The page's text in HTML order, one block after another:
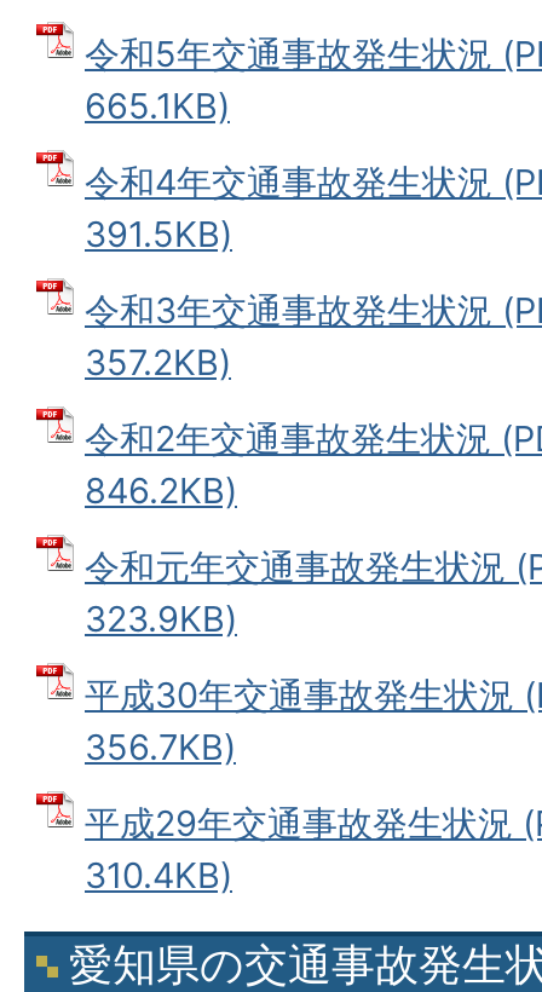
令和5年交通事故発生状況
665.1KB)
令和4年交通事故発生状況
391.5KB)
令和3年交通事故発生状況
357.2KB)
令和2年交通事故発生状況
846.2KB)
令和元年交通事故発生状況
323.9KB)
平成30年交通事故発生状況
356.7KB)
平成29年交通事故発生状況
310.4KB)
愛知県の交通事故発生